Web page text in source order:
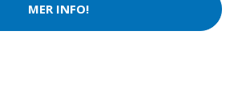
MER INFO!